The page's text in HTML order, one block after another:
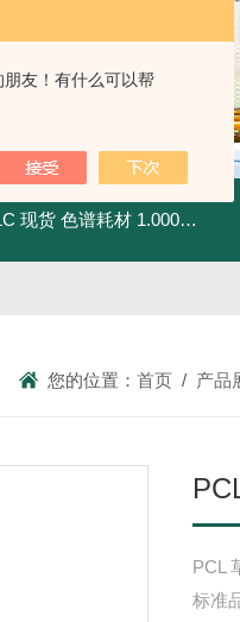
友！有什么可以帮
现货 色谱耗材 1.00030.4008默克 乙腈 75-05-8 HPLC 现货 色谱耗材
您的位置：首页 / 产品
PCL
标准